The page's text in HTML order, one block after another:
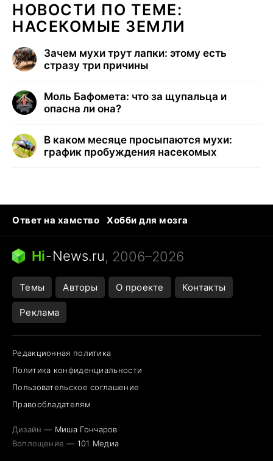
НОВОСТИ ПО ТЕМЕ:
НАСЕКОМЫЕ ЗЕМЛИ
Зачем мухи трут лапки: этому есть
стразу три причины
Моль Бафомета: что за щупальца и
опасна ли она?
В каком месяце просыпаются мухи:
график пробуждения насекомых
Ответ на хамство
Хобби для мозга
Бензин 100 vs 95
Тунцы в океанариуме
Следующая пандемия
Hi-News.ru, 2006–2026
Темы Авторы О проекте Контакты
Реклама
Редакционная политика
Политика конфиденциальности
Пользовательское соглашение
Правообладателям
Дизайн — Миша Гончаров
Воплощение — 101 Медиа